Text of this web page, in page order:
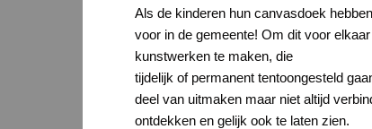
Als de kinderen hun canvasdoek
voor in de gemeente! Om dit voor
kunstwerken te maken, die
tijdelijk of permanent tentoongesteld
deel van uitmaken maar niet altijd
ontdekken en gelijk ook te laten zien.